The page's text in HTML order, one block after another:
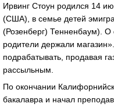
Ирвинг Стоун родился 14
(США), в семье детей
(Розенберг) Тенненбаум).
родители держали
подрабатывать, продавая
рассыльным.
По окончании
бакалавра и начал